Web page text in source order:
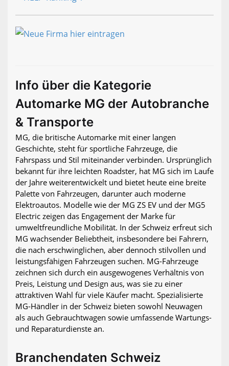
Info über die Kategorie
Automarke MG der Autobranche
& Transporte
MG, die britische Automarke mit einer langen
Geschichte, steht für sportliche Fahrzeuge, die
Fahrspass und Stil miteinander verbinden. Ursprünglich
bekannt für ihre leichten Roadster, hat MG sich im Laufe
der Jahre weiterentwickelt und bietet heute eine breite
Palette von Fahrzeugen, darunter auch moderne
Elektroautos. Modelle wie der MG ZS EV und der MG5
Electric zeigen das Engagement der Marke für
umweltfreundliche Mobilität. In der Schweiz erfreut sich
MG wachsender Beliebtheit, insbesondere bei Fahrern,
die nach erschwinglichen, aber dennoch stilvollen und
leistungsfähigen Fahrzeugen suchen. MG-Fahrzeuge
zeichnen sich durch ein ausgewogenes Verhältnis von
Preis, Leistung und Design aus, was sie zu einer
attraktiven Wahl für viele Käufer macht. Spezialisierte
MG-Händler in der Schweiz bieten sowohl Neuwagen
als auch Gebrauchtwagen sowie umfassende Wartungs-
und Reparaturdienste an.
Branchendaten Schweiz